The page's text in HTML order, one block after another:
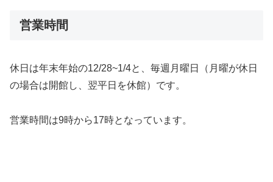
営業時間
休日は年末年始の12/28~1/4と、毎週月曜日（月曜が休日
の場合は開館し、翌平日を休館）です。
営業時間は9時から17時となっています。